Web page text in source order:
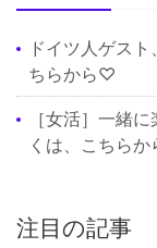
ドイツ人ゲス
ちらから♡
［女活］一緒
くは、 こちらか
注目の記事